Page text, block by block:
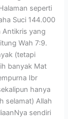
seperti
Suci 144.000
Antikris yang
Wah 7:9.
(tetapi
banyak Mat
Ibr
hanya
selamat) Allah
sendiri